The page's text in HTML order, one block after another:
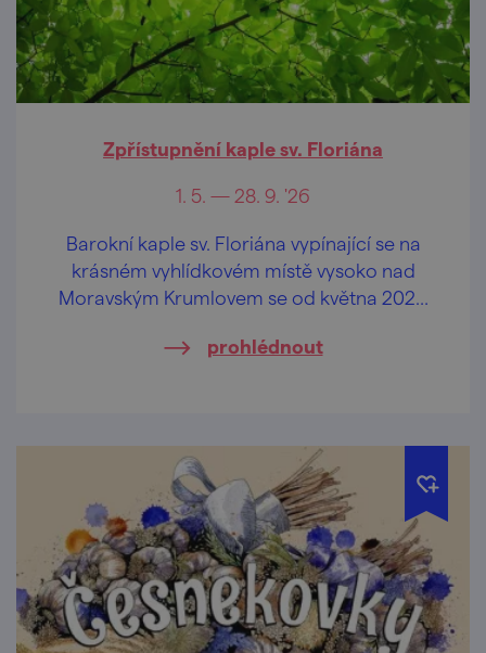
Zpřístupnění kaple sv. Floriána
1. 5. — 28. 9. '26
Barokní kaple sv. Floriána vypínající se na
krásném vyhlídkovém místě vysoko nad
Moravským Krumlovem se od května 2026
prohlédnout